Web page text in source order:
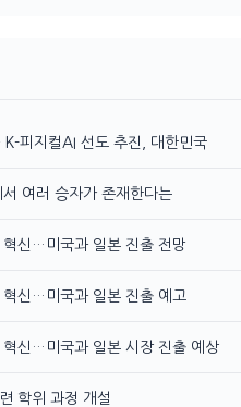
피지컬AI 선도 추진, 대한민국
여러 승자가 존재한다는
신…미국과 일본 진출 전망
신…미국과 일본 진출 예고
신…미국과 일본 시장 진출 예상
학위 과정 개설